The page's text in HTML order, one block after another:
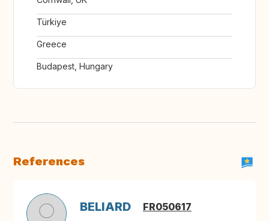
Türkiye
Greece
Budapest, Hungary
References
BELIARD FR050617